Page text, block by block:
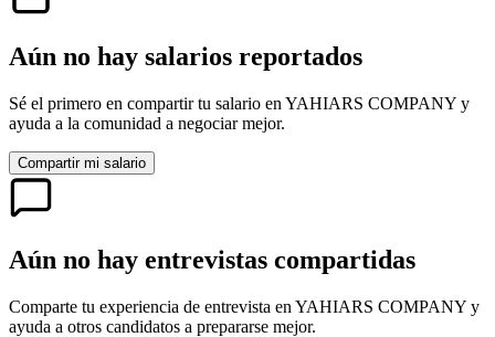
Aún no hay salarios reportados
Sé el primero en compartir tu salario en YAHIARS COMPANY y
ayuda a la comunidad a negociar mejor.
Compartir mi salario
Aún no hay entrevistas compartidas
Comparte tu experiencia de entrevista en YAHIARS COMPANY y
ayuda a otros candidatos a prepararse mejor.